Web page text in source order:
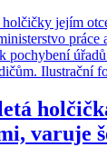
varuje